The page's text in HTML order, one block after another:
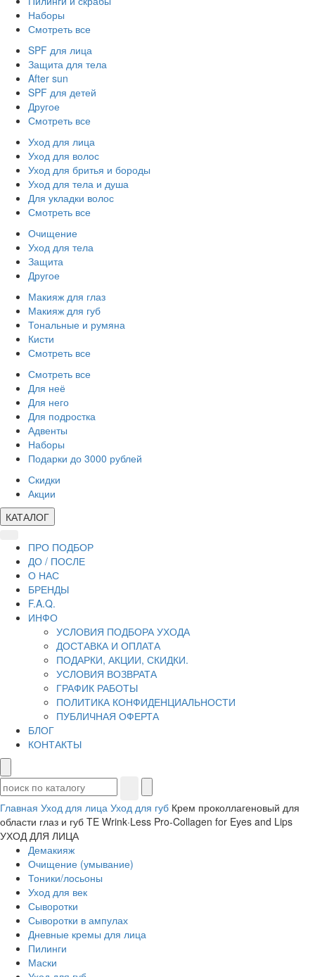
Наборы
Смотреть все
SPF для лица
Защита для тела
After sun
SPF для детей
Другое
Смотреть все
Уход для лица
Уход для волос
Уход для бритья и бороды
Уход для тела и душа
Для укладки волос
Смотреть все
Очищение
Уход для тела
Защита
Другое
Макияж для глаз
Макияж для губ
Тональные и румяна
Кисти
Смотреть все
Смотреть все
Для неё
Для него
Для подростка
Адвенты
Наборы
Подарки до 3000 рублей
Скидки
Акции
КАТАЛОГ
ПРО ПОДБОР
ДО / ПОСЛЕ
О НАС
БРЕНДЫ
F.A.Q.
ИНФО
УСЛОВИЯ ПОДБОРА УХОДА
ДОСТАВКА И ОПЛАТА
ПОДАРКИ, АКЦИИ, СКИДКИ.
УСЛОВИЯ ВОЗВРАТА
ГРАФИК РАБОТЫ
ПОЛИТИКА КОНФИДЕНЦИАЛЬНОСТИ
ПУБЛИЧНАЯ ОФЕРТА
БЛОГ
КОНТАКТЫ
Главная Уход для лица Уход для губ Крем проколлагеновый для
области глаз и губ TE Wrink·Less Pro-Collagen for Eyes and Lips
УХОД ДЛЯ ЛИЦА
Демакияж
Очищение (умывание)
Тоники/лосьоны
Уход для век
Сыворотки
Сыворотки в ампулах
Дневные кремы для лица
Пилинги
Маски